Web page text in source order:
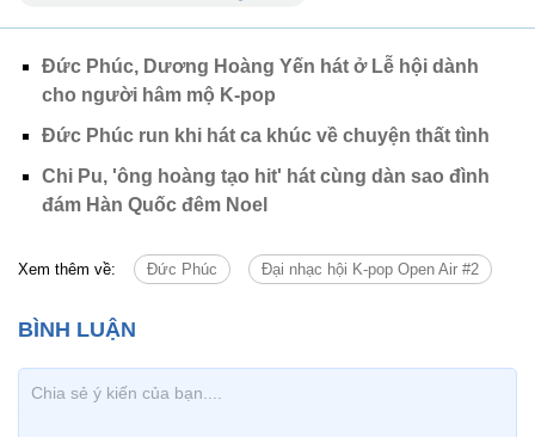
Đức Phúc, Dương Hoàng Yến hát ở Lễ hội dành
cho người hâm mộ K-pop
Đức Phúc run khi hát ca khúc về chuyện thất tình
Chi Pu, 'ông hoàng tạo hit' hát cùng dàn sao đình
đám Hàn Quốc đêm Noel
Xem thêm về: Đức Phúc Đại nhạc hội K-pop Open Air #2